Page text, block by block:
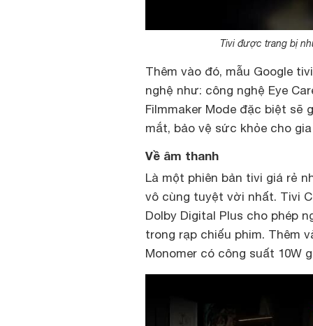
Tivi được trang bị
Thêm vào đó, mẫu Google
nghệ như: công nghệ Eye
Filmmaker Mode đặc biệt sẽ
mắt, bảo vệ sức khỏe cho
Về âm thanh
Là một phiên bản tivi giá rẻ
vô cùng tuyệt vời nhất. Tivi
Dolby Digital Plus cho phép
trong rạp chiếu phim. Thêm
Monomer có công suất 10W